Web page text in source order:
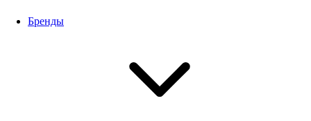
Бренды